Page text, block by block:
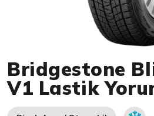
Bridgestone
V1 Lastik